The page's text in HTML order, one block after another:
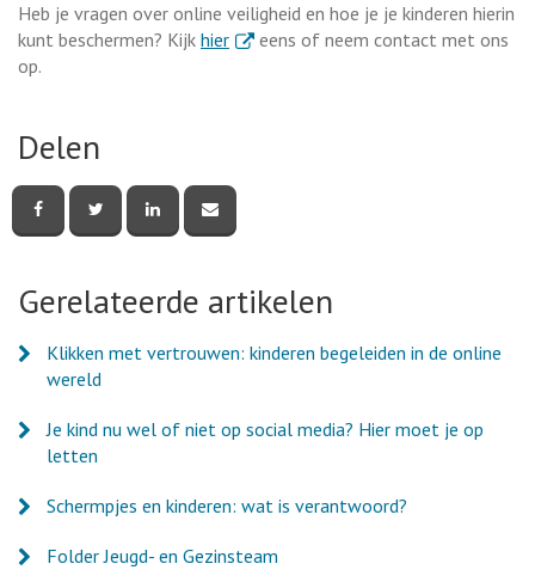
Heb je vragen over online veiligheid en hoe je je kinderen hierin
kunt beschermen? Kijk hier. Externe link
eens of neem contact met ons
op.
Delen
deze
pagina
deze
pagina
deze
pagina
deze
pagina
mail
Gerelateerde artikelen
Klikken met vertrouwen: kinderen begeleiden in de online
wereld
Je kind nu wel of niet op social media? Hier moet je op
letten
Schermpjes en kinderen: wat is verantwoord?
Folder Jeugd- en Gezinsteam